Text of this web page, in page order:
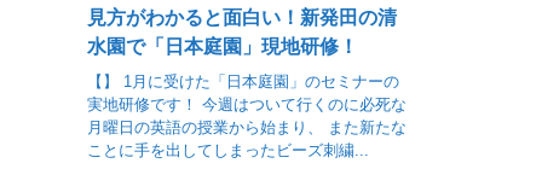
見方がわかると面白い！新発田の清
水園で「日本庭園」現地研修！
【】 1月に受けた「日本庭園」のセミナーの
実地研修です！ 今週はついて行くのに必死な
月曜日の英語の授業から始まり、 また新たな
ことに手を出してしまったビーズ刺繍...